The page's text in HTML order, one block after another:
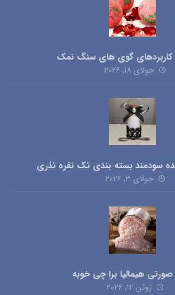
گوی های سنگ نمک
جولای ۱۸, ۲۰۲۶
سودمند بسته بندی تک نفره نذری
جولای ۳, ۲۰۲۶
هیمالیا برا چی خوبه
ژوئن ۱۲, ۲۰۲۶